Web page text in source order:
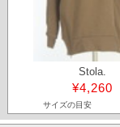
Stola.
¥4,260
サイズの目安